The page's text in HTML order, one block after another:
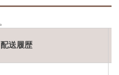
配送履歴